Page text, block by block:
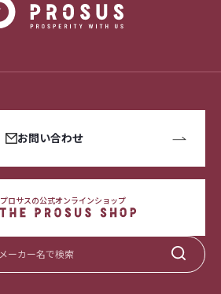
お問い合わせ
プロサスの公式オンラインショップ